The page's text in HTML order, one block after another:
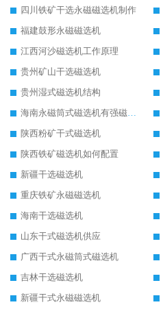
四川铁矿干选永磁磁选机制作
福建鼓形永磁磁选机
江西河沙磁选机工作原理
贵州矿山干选磁选机
贵州湿式磁选机结构
海南永磁筒式磁选机有强磁的吗
陕西粉矿干式磁选机
陕西铁矿磁选机如何配置
新疆干选磁选机
重庆铁矿永磁磁选机
海南干选磁选机
山东干式磁选机供应
广西干式永磁筒式磁选机
吉林干选磁选机
新疆干式永磁磁选机